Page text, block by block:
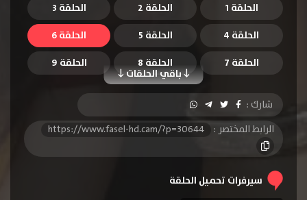
الحلقة 1 الحلقة 2
الحلقة 3
الحلقة 4
الحلقة 5 الحلقة 6
باقي الحلقات
الحلقة 7 الحلقة 8
الحلقة 9
الحلقة 11
الحلقة 12
الحلقة 13
الحلقة 14
شارك :
الرابط المختصر :
https://www.fasel-hd.cam/?p=30644
سيرفرات تحميل الحلقة